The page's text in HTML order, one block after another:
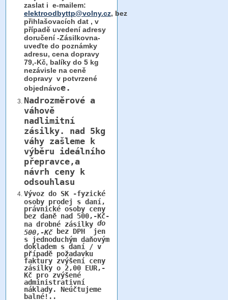
zaslat i e-mailem:
elektroodbyttp@volny.cz, bez
přihlašovacích dat , v
případě uvedení adresy
doručení -Zásilkovna-
uveďte do poznámky
adresu, cena dopravy
79,-Kč, balíky do 5 kg
nezávisle na ceně
dopravy v potvrzené
objednávce.
Nadrozměrové a
váhově
nadlimitní
zásilky. nad 5kg
váhy zašleme k
výběru ideálního
přepravce,a
návrh ceny k
odsouhlasu
Vývoz do SK -fyzické
osoby prodej s daní,
právnické osoby ceny
bez daně nad 500,-Kč-
na drobné zásilky do
500,-Kčbez DPH jen
s jednoduchým daňovým
dokladem s daní / v
případě požadavku
faktury zvýšení ceny
zásilky o 2,00 EUR,-
Kč pro zvýšené
administrativní
náklady. Neúčtujeme
balné!..